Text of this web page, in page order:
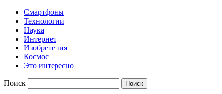
Смартфоны
Технологии
Наука
Интернет
Изобретения
Космос
Это интересно
Поиск